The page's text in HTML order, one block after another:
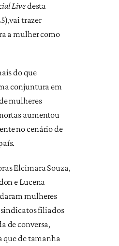
Livedesta
trazer
a mulher como
do que
conjuntura em
mulheres
aumentou
no cenário de
Elcimara Souza,
e Lucena
mulheres
filiados
de conversa,
de tamanha